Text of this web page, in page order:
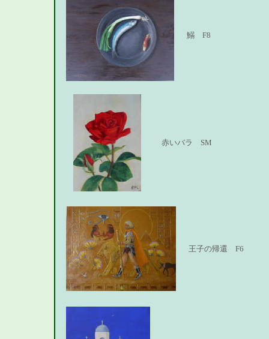
鰯 F8
赤いバラ SM
王子の帰還 F6